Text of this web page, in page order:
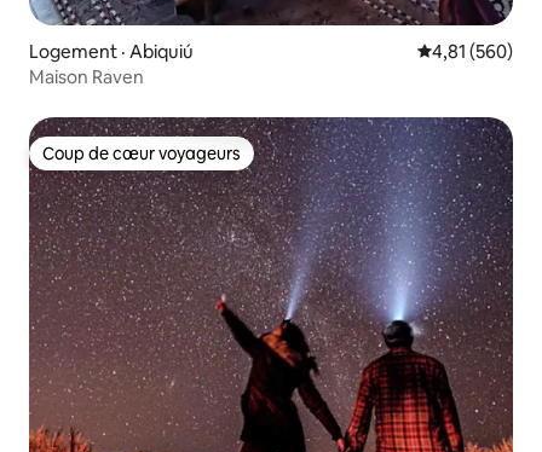
Logement · Abiquiú Note
4,81 (560)
Maison Raven
Coup de cœur voyageurs
Coup de cœur voyageurs